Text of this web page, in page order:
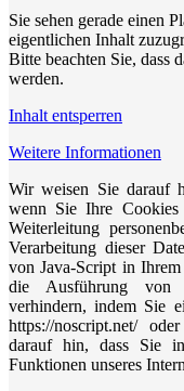
Sie sehen gerade einen
eigentlichen Inhalt
Bitte beachten Sie, dass
werden.
Inhalt entsperren
Weitere Informationen
Wir weisen Sie darauf
wenn Sie Ihre Cookies
Weiterleitung
Verarbeitung dieser
von Java-Script in
die Ausführung von
verhindern, indem Sie
https://noscript.net/
darauf hin, dass Sie
Funktionen unseres